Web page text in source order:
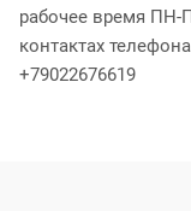
рабочее время ПН-
контактах
+79022676619